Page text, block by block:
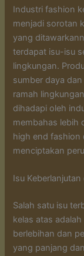
Industri fashion
menjadi sorotan
yang
terdapat isu-isu
lingkungan.
sumber daya
ramah
dihadapi oleh
membahas lebih
high end fashion
menciptakan
Isu
Salah satu isu
kelas atas
berlebihan dan
yang panjang